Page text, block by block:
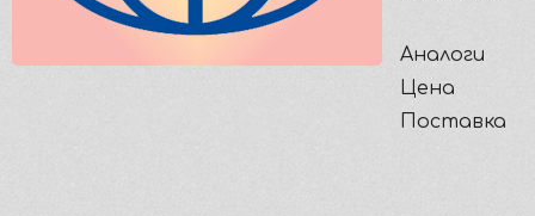
Аналоги
Цена
Поставка